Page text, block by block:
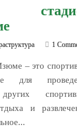
1
– это
для
и